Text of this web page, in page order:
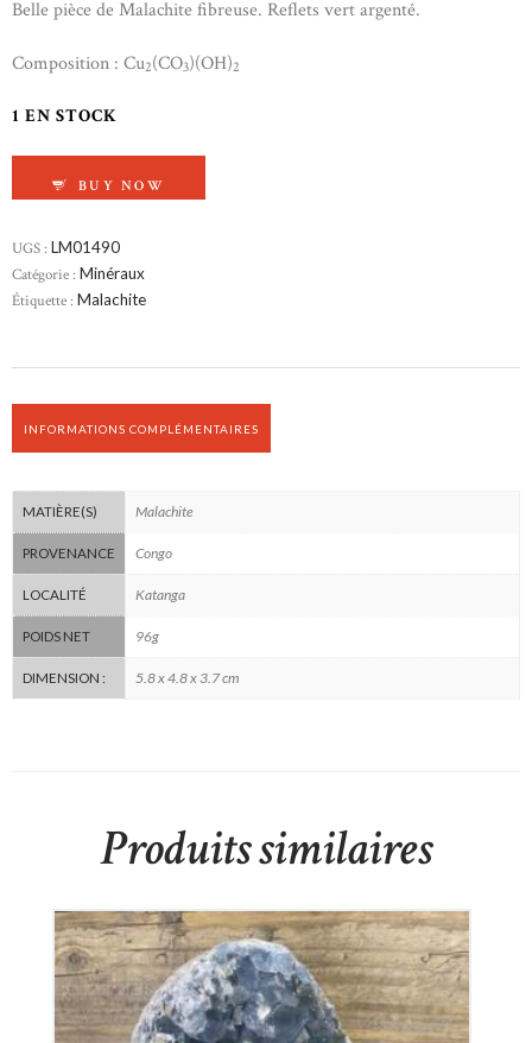
Belle pièce de Malachite fibreuse. Reflets vert argenté.
Composition : Cu2(CO3)(OH)2
1 EN STOCK
BUY NOW
UGS : LM01490
Catégorie : Minéraux
Étiquette : Malachite
INFORMATIONS COMPLÉMENTAIRES
MATIÈRE(S) Malachite
PROVENANCE Congo
LOCALITÉ Katanga
POIDS NET 96g
DIMENSION : 5.8 x 4.8 x 3.7 cm
Produits similaires